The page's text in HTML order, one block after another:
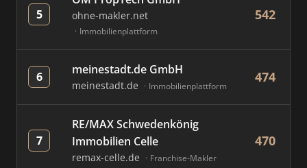
5 ohne-makler.net
Immobilienplattform
542
6 meinestadt.de GmbH
meinestadt.de Immobilienplattform
474
7
RE/MAX Schwedenkönig
Immobilien Celle
remax-celle.de Franchise-Makler
470